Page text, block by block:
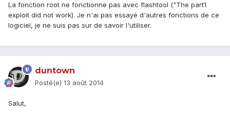
La fonction root ne fonctionne pas avec flashtool ("The part1
exploit did not work). Je n'ai pas essayé d'autres fonctions de ce
logiciel, je ne suis pas sur de savoir l'utiliser.
duntown
Posté(e) 13 août 2014
Salut,